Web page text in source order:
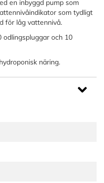
en inbyggd pump som
som tydligt
för låg vattennivå.
odlingspluggar och 10
näring.